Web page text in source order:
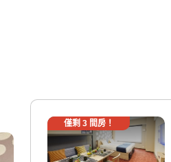
僅剩 3間房！